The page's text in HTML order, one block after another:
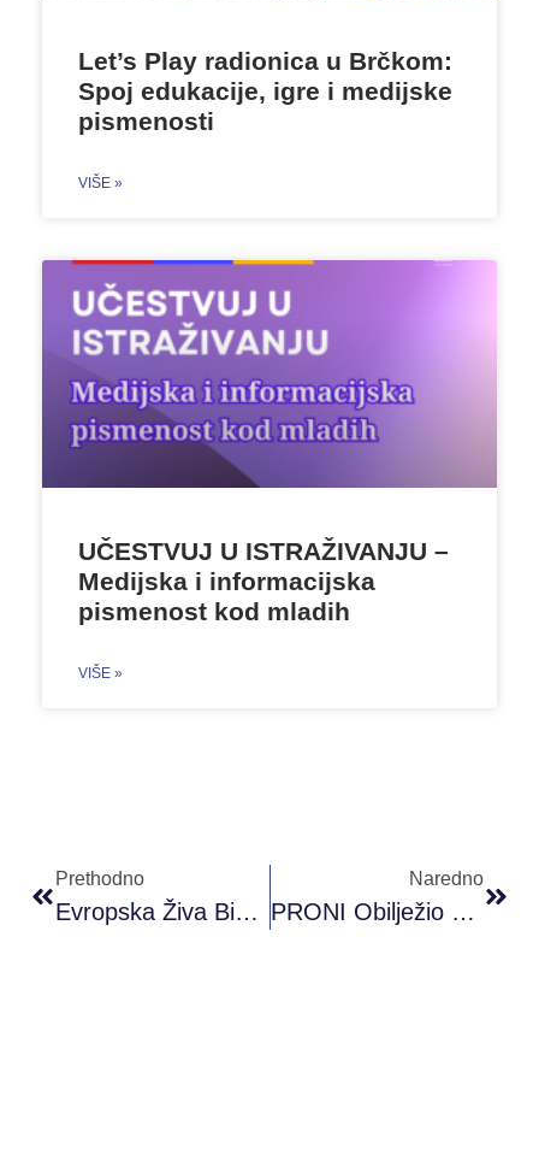
Let’s Play radionica u Brčkom:
Spoj edukacije, igre i medijske
pismenosti
VIŠE »
UČESTVUJ U ISTRAŽIVANJU –
Medijska i informacijska
pismenost kod mladih
VIŠE »
Prethodno
Evropska Živa Biblioteka Posjetila Skoplje, Sjeverna Makedonija
Naredno
PRONI Obilježio Svjetski Dan Dobrovoljnih Davalaca Krvi